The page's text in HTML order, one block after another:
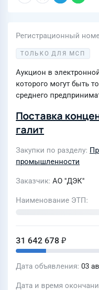
Регистрационный
ТОЛЬКО ДЛЯ МСП
Аукцион в
которого могут быть
среднего
Поставка
галит
Закупки по разделу
промышленности
Заказчик АО "ДЭК"
Наименование ЭТП
31 642 678 ₽
Дата объявления 03
Дата и время